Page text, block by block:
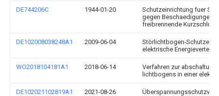
DE744206C 1944-01-20
Schutzeinrichtung fuer
gegen Beschaedigungen
freibrennende
DE102008038248A1 2009-06-04
Störlichtbogen-
elektrische
WO2018104181A1 2018-06-14
Verfahren zur abschaltung
lichtbogens in einer
DE102021102819A1 2021-08-26